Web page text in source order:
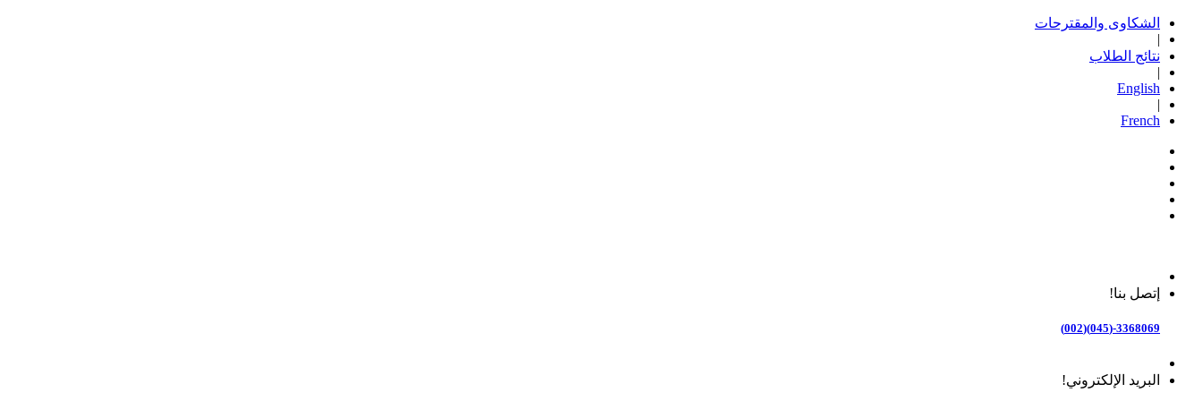
الشكاوى والمقترحات
|
نتائج الطلاب
|
English
|
French
إتصل بنا!
3368069-(045)(002)
البريد الإلكتروني!